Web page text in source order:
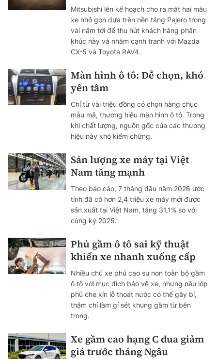
Mitsubishi lên kế hoạch cho ra mắt hai mẫu
xe nhỏ gọn dựa trên nền tảng Pajero trong
vài năm tới để thu hút khách hàng phân
khúc này và nhằm cạnh tranh với Mazda
CX-5 và Toyota RAV4.
Màn hình ô tô: Dễ chọn, khó
yên tâm
Chỉ từ vài triệu đồng có chọn hàng chục
mẫu mã, thương hiệu màn hình ô tô. Trong
khi chất lượng, nguồn gốc của các thương
hiệu này khó kiểm chứng.
Sản lượng xe máy tại Việt
Nam tăng mạnh
Theo báo cáo, 7 tháng đầu năm 2026 ước
tính đã có hơn 2,4 triệu xe máy mới được
sản xuất tại Việt Nam, tăng 31,1% so với
cùng kỳ 2025.
Phủ gầm ô tô sai kỹ thuật
khiến xe nhanh xuống cấp
Nhiều chủ xe phủ cao su non toàn bộ gầm
ô tô với mục đích bảo vệ xe, nhưng nếu lớp
phủ che kín lỗ thoát nước có thể gây bí,
thậm chí làm gỉ sét khung gầm từ bên
trong.
Xe gầm cao hạng C đua giảm
giá trước tháng Ngâu